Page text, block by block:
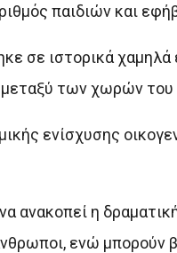
παιδιών και
σε ιστορικά χαμηλά
των χωρών
ενίσχυσης
ανακοπεί η
ενώ μπορούν